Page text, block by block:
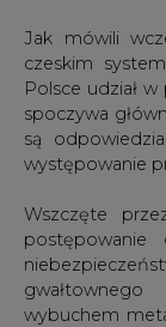
Jak mówili
czeskim
Polsce udział
spoczywa
są
występowanie
Wszczęte
postępowanie
wybuchem